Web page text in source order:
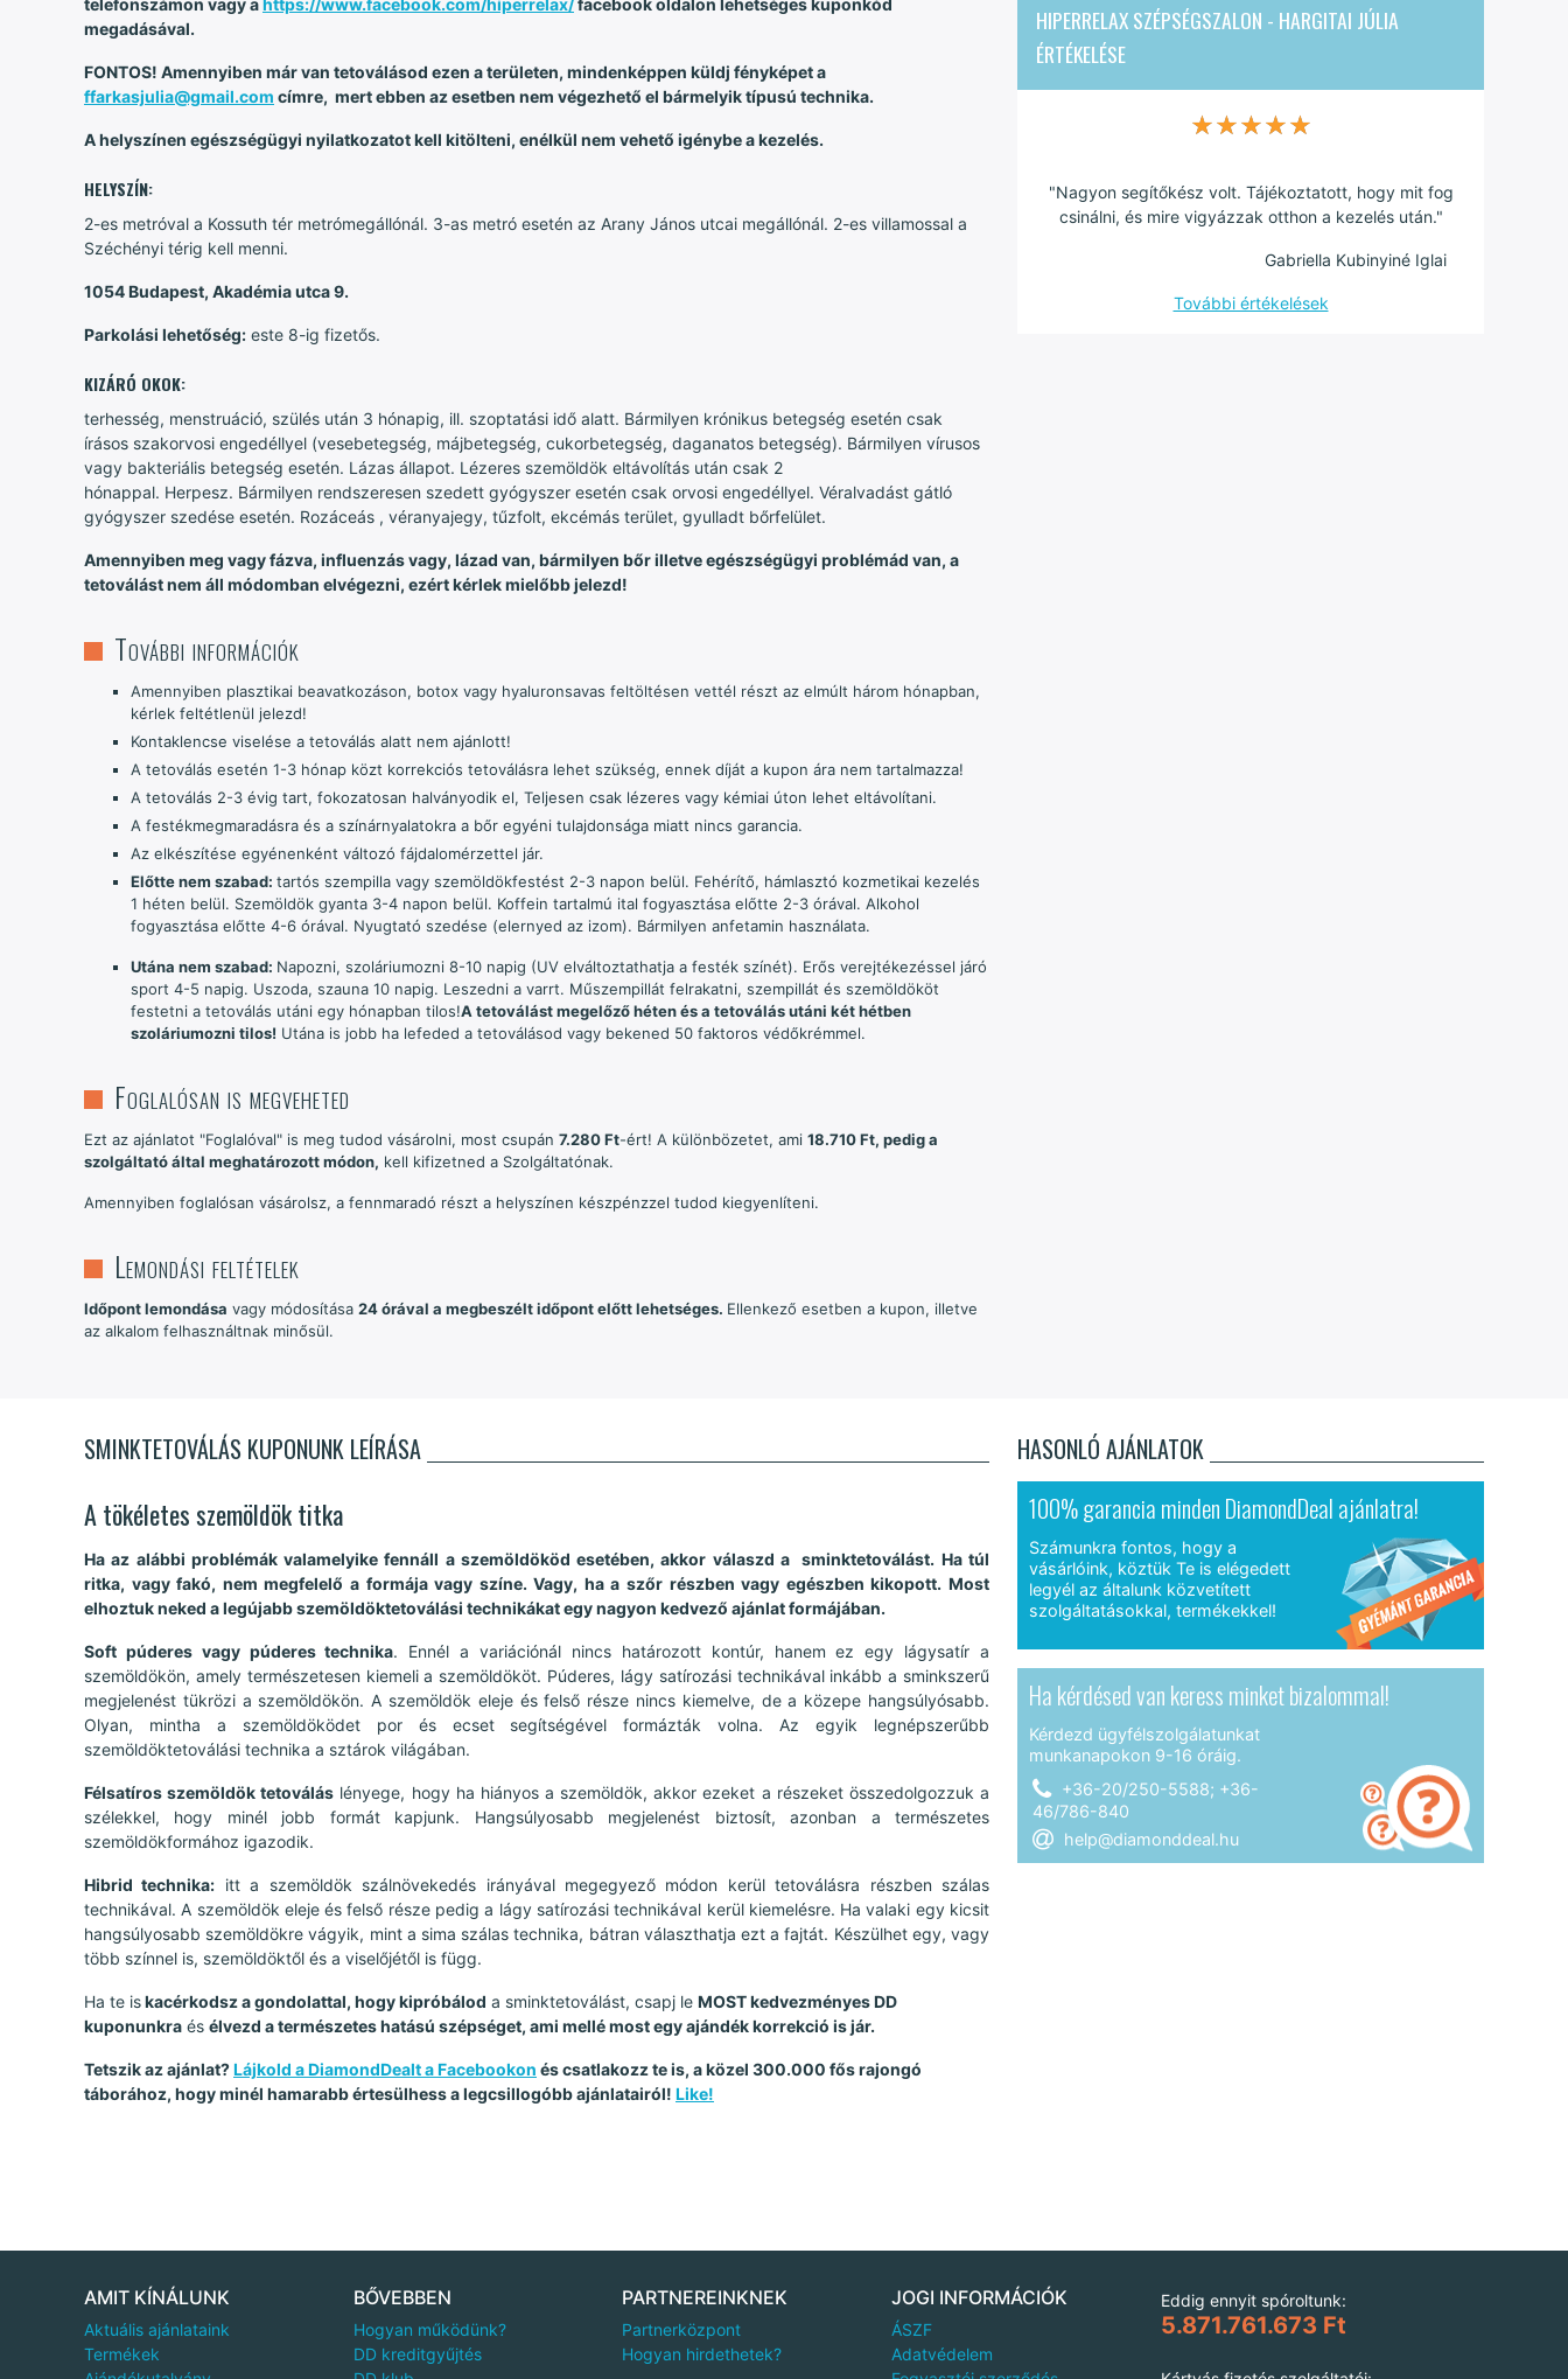
megadásával.
FONTOS! Amennyiben már van tetoválásod ezen a területen, mindenképpen küldj fényképet a
ffarkasjulia@gmail.com címre, mert ebben az esetben nem végezhető el bármelyik típusú technika.
A helyszínen egészségügyi nyilatkozatot kell kitölteni, enélkül nem vehető igénybe a kezelés.
HELYSZÍN:
2-es metróval a Kossuth tér metrómegállónál. 3-as metró esetén az Arany János utcai megállónál. 2-es villamossal a
Széchényi térig kell menni.
1054 Budapest, Akadémia utca 9.
Parkolási lehetőség: este 8-ig fizetős.
KIZÁRÓ OKOK:
terhesség, menstruáció, szülés után 3 hónapig, ill. szoptatási idő alatt. Bármilyen krónikus betegség esetén csak
írásos szakorvosi engedéllyel (vesebetegség, májbetegség, cukorbetegség, daganatos betegség). Bármilyen vírusos
vagy bakteriális betegség esetén. Lázas állapot. Lézeres szemöldök eltávolítás után csak 2
hónappal. Herpesz. Bármilyen rendszeresen szedett gyógyszer esetén csak orvosi engedéllyel. Véralvadást gátló
gyógyszer szedése esetén. Rozáceás , véranyajegy, tűzfolt, ekcémás terület, gyulladt bőrfelület.
Amennyiben meg vagy fázva, influenzás vagy, lázad van, bármilyen bőr illetve egészségügyi problémád van, a
tetoválást nem áll módomban elvégezni, ezért kérlek mielőbb jelezd!
További információk
Amennyiben plasztikai beavatkozáson, botox vagy hyaluronsavas feltöltésen vettél részt az elmúlt három hónapban,
kérlek feltétlenül jelezd!
Kontaklencse viselése a tetoválás alatt nem ajánlott!
A tetoválás esetén 1-3 hónap közt korrekciós tetoválásra lehet szükség, ennek díját a kupon ára nem tartalmazza!
A tetoválás 2-3 évig tart, fokozatosan halványodik el, Teljesen csak lézeres vagy kémiai úton lehet eltávolítani.
A festékmegmaradásra és a színárnyalatokra a bőr egyéni tulajdonsága miatt nincs garancia.
Az elkészítése egyénenként változó fájdalomérzettel jár.
Előtte nem szabad: tartós szempilla vagy szemöldökfestést 2-3 napon belül. Fehérítő, hámlasztó kozmetikai kezelés
1 héten belül. Szemöldök gyanta 3-4 napon belül. Koffein tartalmú ital fogyasztása előtte 2-3 órával. Alkohol
fogyasztása előtte 4-6 órával. Nyugtató szedése (elernyed az izom). Bármilyen anfetamin használata.
Utána nem szabad: Napozni, szoláriumozni 8-10 napig (UV elváltoztathatja a festék színét). Erős verejtékezéssel járó
sport 4-5 napig. Uszoda, szauna 10 napig. Leszedni a varrt. Műszempillát felrakatni, szempillát és szemöldököt
festetni a tetoválás utáni egy hónapban tilos!A tetoválást megelőző héten és a tetoválás utáni két hétben
szoláriumozni tilos! Utána is jobb ha lefeded a tetoválásod vagy bekened 50 faktoros védőkrémmel.
Foglalósan is megveheted
Ezt az ajánlatot "Foglalóval" is meg tudod vásárolni, most csupán 7.280 Ft-ért! A különbözetet, ami 18.710 Ft, pedig a
szolgáltató által meghatározott módon, kell kifizetned a Szolgáltatónak.
Amennyiben foglalósan vásárolsz, a fennmaradó részt a helyszínen készpénzzel tudod kiegyenlíteni.
Lemondási feltételek
Időpont lemondása vagy módosítása 24 órával a megbeszélt időpont előtt lehetséges. Ellenkező esetben a kupon, illetve
az alkalom felhasználtnak minősül.
HIPERRELAX SZÉPSÉGSZALON - HARGITAI JÚLIA
ÉRTÉKELÉSE
★★★★★
★★★★★
"Nagyon segítőkész volt. Tájékoztatott, hogy mit fog
csinálni, és mire vigyázzak otthon a kezelés után."
Gabriella Kubinyiné Iglai
További értékelések
SMINKTETOVÁLÁS KUPONUNK LEÍRÁSA
A tökéletes szemöldök titka
Ha az alábbi problémák valamelyike fennáll a szemöldököd esetében, akkor válaszd a sminktetoválást. Ha túl
ritka, vagy fakó, nem megfelelő a formája vagy színe. Vagy, ha a szőr részben vagy egészben kikopott. Most
elhoztuk neked a legújabb szemöldöktetoválási technikákat egy nagyon kedvező ajánlat formájában.
Soft púderes vagy púderes technika. Ennél a variációnál nincs határozott kontúr, hanem ez egy lágysatír a
szemöldökön, amely természetesen kiemeli a szemöldököt. Púderes, lágy satírozási technikával inkább a sminkszerű
megjelenést tükrözi a szemöldökön. A szemöldök eleje és felső része nincs kiemelve, de a közepe hangsúlyósabb.
Olyan, mintha a szemöldöködet por és ecset segítségével formázták volna. Az egyik legnépszerűbb
szemöldöktetoválási technika a sztárok világában.
Félsatíros szemöldök tetoválás lényege, hogy ha hiányos a szemöldök, akkor ezeket a részeket összedolgozzuk a
szélekkel, hogy minél jobb formát kapjunk. Hangsúlyosabb megjelenést biztosít, azonban a természetes
szemöldökformához igazodik.
Hibrid technika: itt a szemöldök szálnövekedés irányával megegyező módon kerül tetoválásra részben szálas
technikával. A szemöldök eleje és felső része pedig a lágy satírozási technikával kerül kiemelésre. Ha valaki egy kicsit
hangsúlyosabb szemöldökre vágyik, mint a sima szálas technika, bátran választhatja ezt a fajtát. Készülhet egy, vagy
több színnel is, szemöldöktől és a viselőjétől is függ.
Ha te iskacérkodsz a gondolattal, hogy kipróbálod a sminktetoválást, csapj le MOST kedvezményes DD
kuponunkra és élvezd a természetes hatású szépséget, ami mellé most egy ajándék korrekció is jár.
Tetszik az ajánlat?Lájkold a DiamondDealt a Facebookon és csatlakozz te is, a közel 300.000 fős rajongó
táborához, hogy minél hamarabb értesülhess a legcsillogóbb ajánlatairól! Like!
HASONLÓ AJÁNLATOK
100% garancia minden DiamondDeal ajánlatra!
Számunkra fontos, hogy a
vásárlóink, köztük Te is elégedett
legyél az általunk közvetített
szolgáltatásokkal, termékekkel!
Ha kérdésed van keress minket bizalommal!
Kérdezd ügyfélszolgálatunkat
munkanapokon 9-16 óráig.
+36-20/250-5588; +36-
46/786-840
help@diamonddeal.hu
AMIT KÍNÁLUNK
Aktuális ajánlataink
Termékek
BŐVEBBEN
Hogyan működünk?
DD kreditgyűjtés
PARTNEREINKNEK
Partnerközpont
Hogyan hirdethetek?
JOGI INFORMÁCIÓK
ÁSZF
Adatvédelem
Eddig ennyit spóroltunk:
5.871.761.673 Ft